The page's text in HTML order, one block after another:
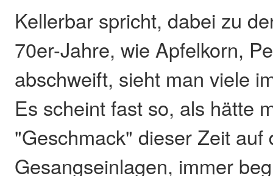
Kellerbar spricht, dabei zu
70er-Jahre, wie Apfelkorn,
abschweift, sieht man viele
Es scheint fast so, als hätte
"Geschmack" dieser Zeit auf
Gesangseinlagen, immer